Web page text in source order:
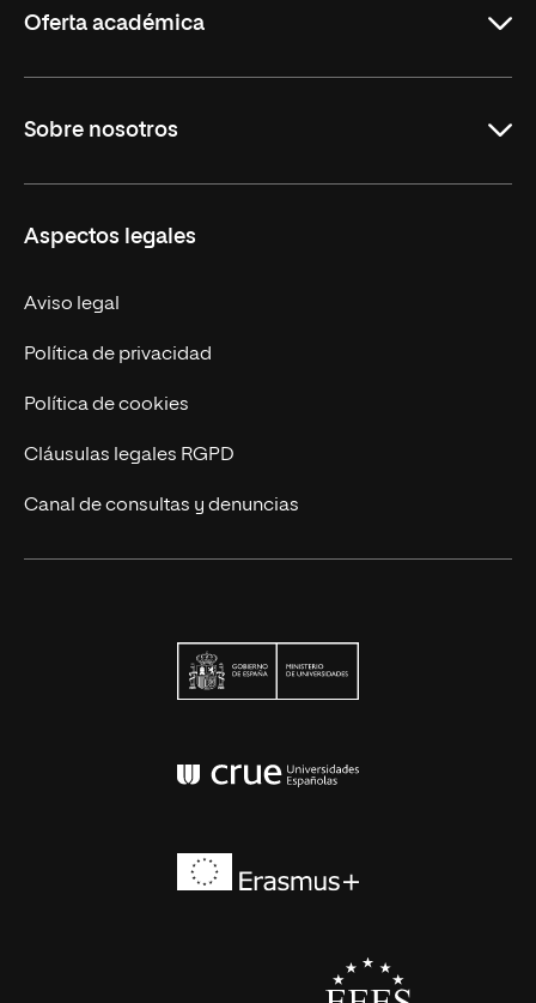
Oferta académica
Formación Continua
Sobre nosotros
Trabaja en UNIR
Actualidad
Contáctanos
Aspectos legales
Aviso legal
Política de privacidad
Política de cookies
Cláusulas legales RGPD
Canal de consultas y denuncias